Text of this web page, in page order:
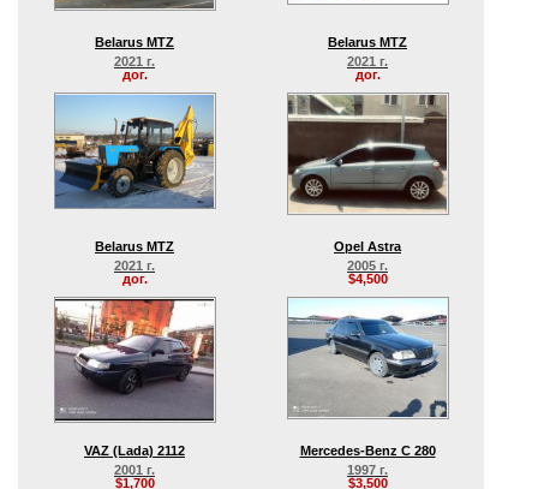
Belarus MTZ
2021 г.
дог.
Belarus MTZ
2021 г.
дог.
Belarus MTZ
2021 г.
дог.
Opel Astra
2005 г.
$4,500
VAZ (Lada) 2112
2001 г.
$1,700
Mercedes-Benz C 280
1997 г.
$3,500